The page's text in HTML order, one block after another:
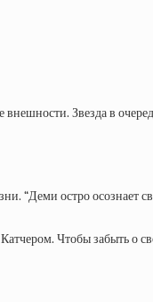
Звезда в
“Деми остро осознает
Чтобы забыть о